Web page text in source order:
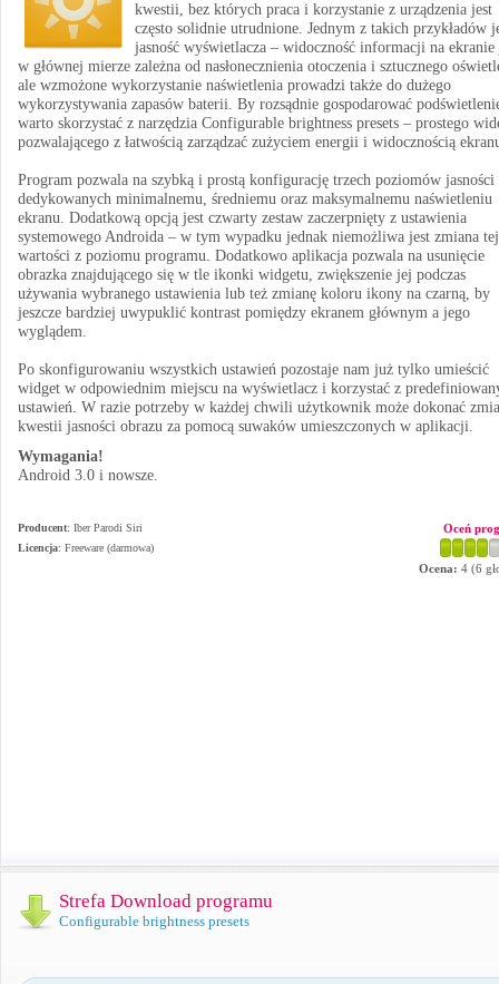
kwestii, bez których praca i korzystanie z urządzenia jest
często solidnie utrudnione. Jednym z takich przykładów
jasność wyświetlacza – widoczność informacji na ekranie
w głównej mierze zależna od nasłonecznienia otoczenia i sztucznego
ale wzmożone wykorzystanie naświetlenia prowadzi także do dużego
wykorzystywania zapasów baterii. By rozsądnie gospodarować
warto skorzystać z narzędzia Configurable brightness presets – prostego
pozwalającego z łatwością zarządzać zużyciem energii i widocznością
Program pozwala na szybką i prostą konfigurację trzech poziomów jasności
dedykowanych minimalnemu, średniemu oraz maksymalnemu naświetleniu
ekranu. Dodatkową opcją jest czwarty zestaw zaczerpnięty z ustawienia
systemowego Androida – w tym wypadku jednak niemożliwa jest zmiana tej
wartości z poziomu programu. Dodatkowo aplikacja pozwala na usunięcie
obrazka znajdującego się w tle ikonki widgetu, zwiększenie jej podczas
używania wybranego ustawienia lub też zmianę koloru ikony na czarną, by
jeszcze bardziej uwypuklić kontrast pomiędzy ekranem głównym a jego
wyglądem.
Po skonfigurowaniu wszystkich ustawień pozostaje nam już tylko umieścić
widget w odpowiednim miejscu na wyświetlacz i korzystać z
ustawień. W razie potrzeby w każdej chwili użytkownik może dokonać
kwestii jasności obrazu za pomocą suwaków umieszczonych w aplikacji.
Wymagania!
Android 3.0 i nowsze.
Producent: Iber Parodi Siri
Licencja: Freeware (darmowa)
Oceń
Ocena: 4 (6
Strefa Download programu
Configurable brightness presets